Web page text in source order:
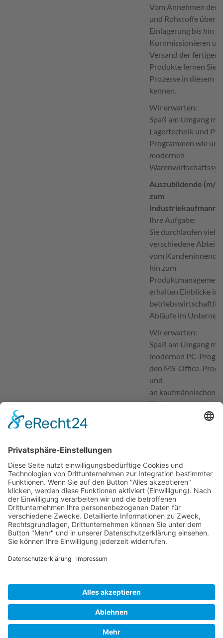
Vom Annehmen der
und Rohstoffe über
Einlagerung bis hin
Kornmissionieren
Versand der fertigen
Produkte lernen Sie
Prozesse in diesem
kennen.
Wir erwarten:
Spaß am Umgang mit
Lagertechnik und PC-
Programmen wie
modernen
Auszubildende (m/
zum
Industriekaufmann/
Ihre Aufgabe:
Sie durchlaufen viele
verschiedene
vom
hin zum
erhalten Einblicke in
Abläufe im
Wir erwarten:
Spaß am Umgang mit
modernen PC-
den MS-Office-
und
an kaufmännischen
Tätigkeiten.
Auf unserer
Wir freuen uns über
Bewerbung.
Ansprechpartner für Bewerbungen Brigitte Jachmann-
Telefon 09126 296 247
E-Mail
Veranstalter und Organisator: Landkreis Forchheim |
Partner: Netzwerk SchuleWirtschaft Forchheim
Datenschutz·